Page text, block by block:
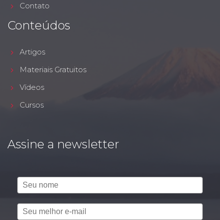
Contato
Conteúdos
Artigos
Materiais Gratuitos
Vídeos
Cursos
Assine a newsletter